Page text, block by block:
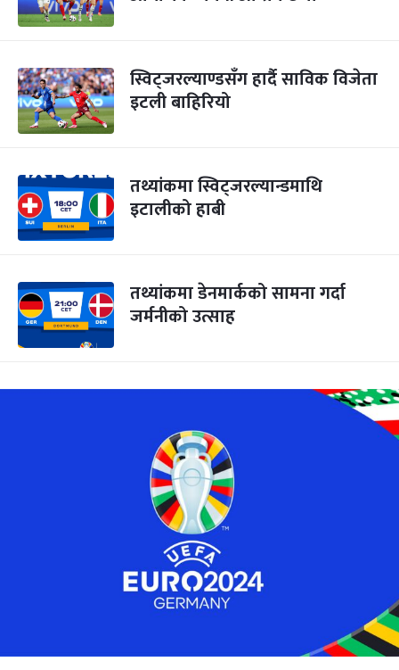
स्विट्जरल्याण्डसँग हार्दै साविक विजेता
इटली बाहिरियो
तथ्यांकमा स्विट्जरल्यान्डमाथि
इटालीको हाबी
तथ्यांकमा डेनमार्कको सामना गर्दा
जर्मनीको उत्साह